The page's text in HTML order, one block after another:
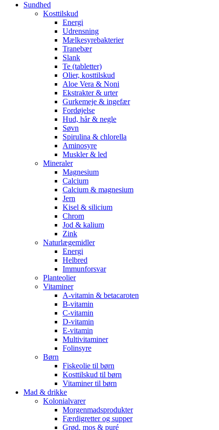
Sundhed
Kosttilskud
Energi
Udrensning
Mælkesyrebakterier
Tranebær
Slank
Te (tabletter)
Olier, kosttilskud
Aloe Vera & Noni
Ekstrakter & urter
Gurkemeje & ingefær
Fordøjelse
Hud, hår & negle
Søvn
Spirulina & chlorella
Aminosyre
Muskler & led
Mineraler
Magnesium
Calcium
Calcium & magnesium
Jern
Kisel & silicium
Chrom
Jod & kalium
Zink
Naturlægemidler
Energi
Helbred
Immunforsvar
Planteolier
Vitaminer
A-vitamin & betacaroten
B-vitamin
C-vitamin
D-vitamin
E-vitamin
Multivitaminer
Folinsyre
Børn
Fiskeolie til børn
Kosttilskud til børn
Vitaminer til børn
Mad & drikke
Kolonialvarer
Morgenmadsprodukter
Færdigretter og supper
Grød, mos & puré